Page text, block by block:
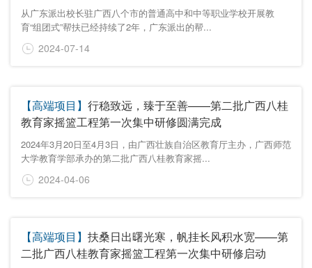
从广东派出校长驻广西八个市的普通高中和中等职业学校开展教
育“组团式”帮扶已经持续了2年，广东派出的帮...
2024-07-14
【高端项目】 行稳致远，臻于至善——第二批广西八桂
教育家摇篮工程第一次集中研修圆满完成
2024年3月20日至4月3日，由广西壮族自治区教育厅主办，广西师范
大学教育学部承办的第二批广西八桂教育家摇...
2024-04-06
【高端项目】 扶桑日出曙光寒，帆挂长风积水宽——第
二批广西八桂教育家摇篮工程第一次集中研修启动